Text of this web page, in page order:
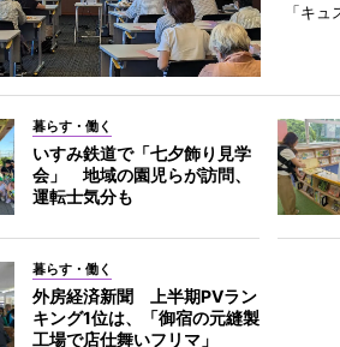
「キ
暮らす・働く
いすみ鉄道で「七夕飾り見学
会」 地域の園児らが訪問、
運転士気分も
暮らす・働く
外房経済新聞 上半期PVラン
キング1位は、「御宿の元縫製
工場で店仕舞いフリマ」